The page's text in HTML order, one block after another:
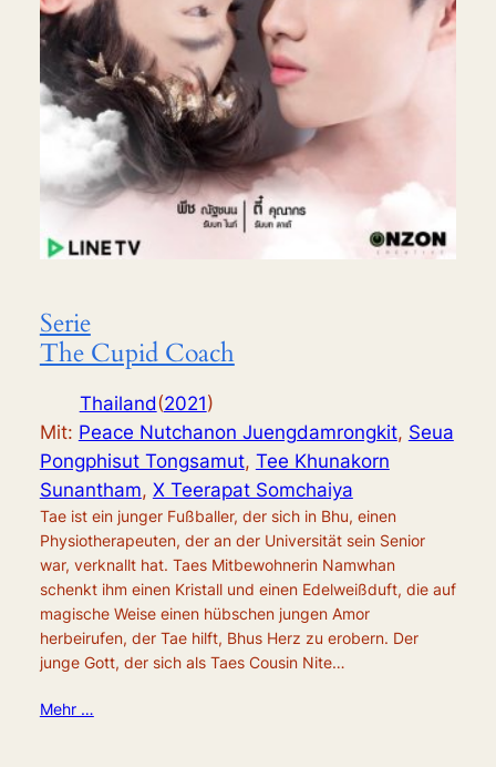
Serie
The Cupid Coach
Thailand(2021)
Mit: Peace Nutchanon Juengdamrongkit, Seua
Pongphisut Tongsamut, Tee Khunakorn
Sunantham, X Teerapat Somchaiya
Tae ist ein junger Fußballer, der sich in Bhu, einen
Physiotherapeuten, der an der Universität sein Senior
war, verknallt hat. Taes Mitbewohnerin Namwhan
schenkt ihm einen Kristall und einen Edelweißduft, die auf
magische Weise einen hübschen jungen Amor
herbeirufen, der Tae hilft, Bhus Herz zu erobern. Der
junge Gott, der sich als Taes Cousin Nite…
Mehr …